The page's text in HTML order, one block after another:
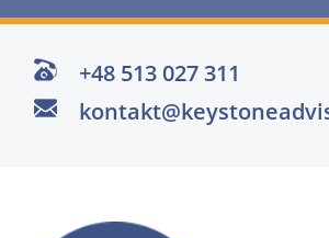
+48 513 027 311